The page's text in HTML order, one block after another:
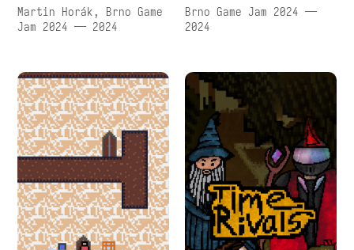
Martin Horák, Brno Game
Jam 2024 — 2024
Brno Game Jam 2024 —
2024